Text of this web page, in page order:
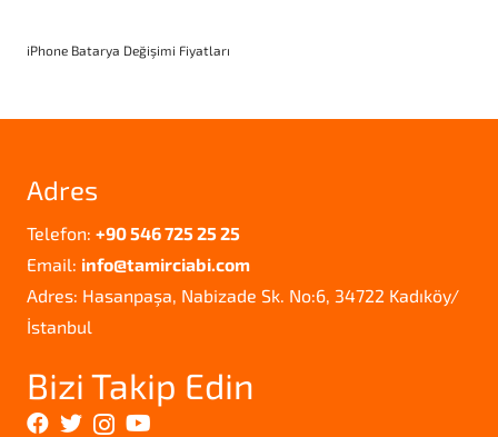
iPhone Batarya Değişimi Fiyatları
Adres
Telefon: +90 546 725 25 25
Email: info@tamirciabi.com
Adres: Hasanpaşa, Nabizade Sk. No:6, 34722 Kadıköy/
İstanbul
Bizi Takip Edin